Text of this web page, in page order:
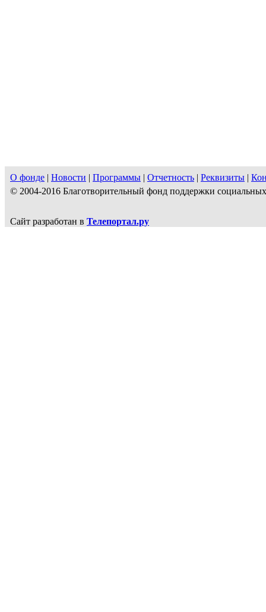
О фонде | Новости | Программы | Отчетность | Реквизиты |
© 2004-2016 Благотворительный фонд поддержки
Сайт разработан в Телепортал.ру